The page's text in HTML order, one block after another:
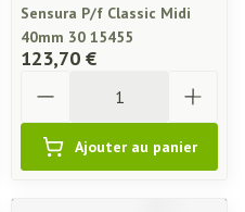
Sensura P/f Classic Midi
40mm 30 15455
123,70 €
Ajouter au panier